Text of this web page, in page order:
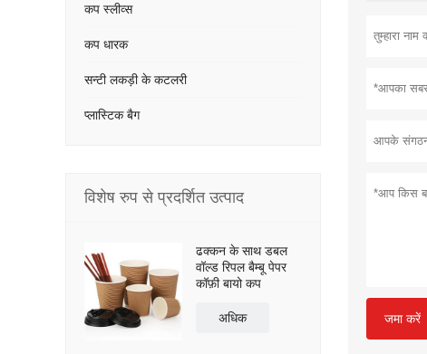
जमा करें
कप स्लीव्स
कप धारक
सन्टी लकड़ी के कटलरी
प्लास्टिक बैग
विशेष रुप से प्रदर्शित उत्पाद
ढक्कन के साथ डबल
वॉल्ड रिपल बैम्बू पेपर
कॉफ़ी बायो कप
अधिक